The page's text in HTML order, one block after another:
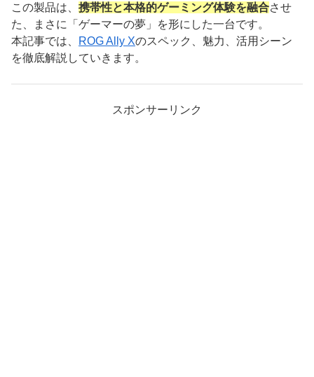
この製品は、 携帯性と本格的ゲーミング体験を融合させ
た、まさに「ゲーマーの夢」を形にした一台です。
本記事では、
ROG Ally Xのスペック、魅力、活用シーン
を徹底解説していきます。
スポンサーリンク